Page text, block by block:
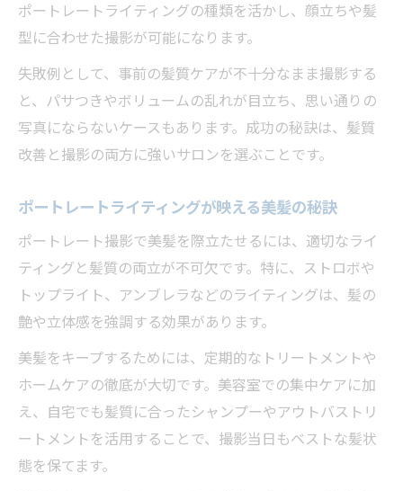
ポートレートライティングの種類を活かし、顔立ちや髪
型に合わせた撮影が可能になります。
失敗例として、事前の髪質ケアが不十分なまま撮影する
と、パサつきやボリュームの乱れが目立ち、思い通りの
写真にならないケースもあります。成功の秘訣は、髪質
改善と撮影の両方に強いサロンを選ぶことです。
ポートレートライティングが映える美髪の秘訣
ポートレート撮影で美髪を際立たせるには、適切なライ
ティングと髪質の両立が不可欠です。特に、ストロボや
トップライト、アンブレラなどのライティングは、髪の
艶や立体感を強調する効果があります。
美髪をキープするためには、定期的なトリートメントや
ホームケアの徹底が大切です。美容室での集中ケアに加
え、自宅でも髪質に合ったシャンプーやアウトバストリ
ートメントを活用することで、撮影当日もベストな髪状
態を保てます。